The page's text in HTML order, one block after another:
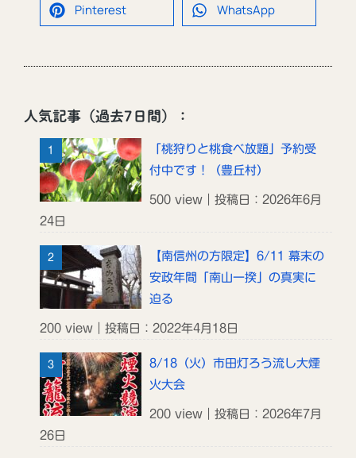
Pinterest WhatsApp
人気記事（過去7日間）：
「桃狩りと桃食べ放題」予約受
付中です！（豊丘村）
500 view｜投稿日：2026年6月
24日
【南信州の方限定】6/11 幕末の
安政年間「南山一揆」の真実に
迫る
200 view｜投稿日：2022年4月18日
8/18（火）市田灯ろう流し大煙
火大会
200 view｜投稿日：2026年7月
26日